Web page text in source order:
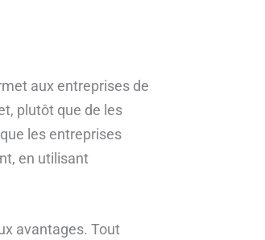
aux entreprises de
plutôt que de les
les entreprises
en utilisant
avantages. Tout